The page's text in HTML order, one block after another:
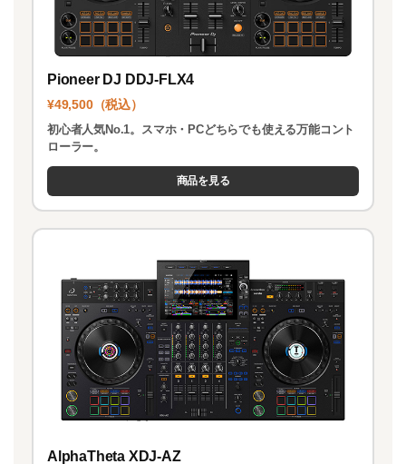
Pioneer DJ DDJ-FLX4
¥49,500（税込）
初心者人気No.1。スマホ・PCどちらでも使える万能コント
ローラー。
商品を見る
AlphaTheta XDJ-AZ